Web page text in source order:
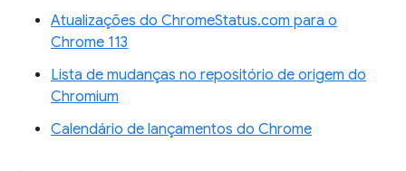
Atualizações do ChromeStatus.com para o
Chrome 113
Lista de mudanças no repositório de origem do
Chromium
Calendário de lançamentos do Chrome